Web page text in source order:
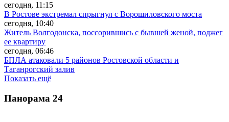
сегодня, 11:15
В Ростове экстремал спрыгнул с Ворошиловского моста
сегодня, 10:40
Житель Волгодонска, поссорившись с бывшей женой, поджег
ее квартиру
сегодня, 06:46
БПЛА атаковали 5 районов Ростовской области и
Таганрогский залив
Показать ещё
Панорама 24